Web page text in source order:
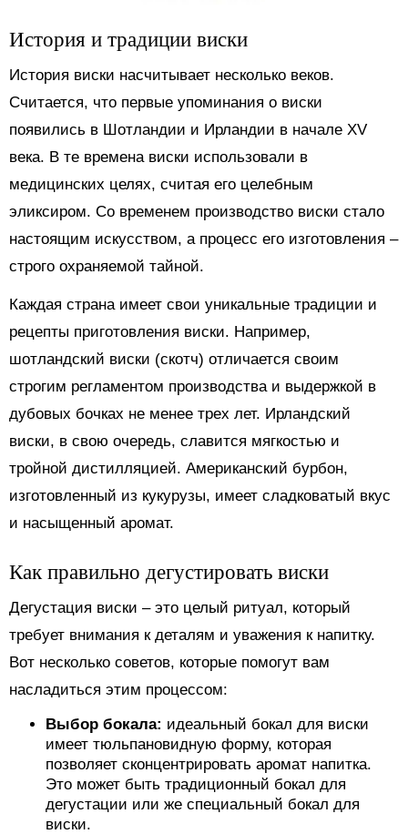
История и традиции виски
История виски насчитывает несколько веков.
Считается, что первые упоминания о виски
появились в Шотландии и Ирландии в начале XV
века. В те времена виски использовали в
медицинских целях, считая его целебным
эликсиром. Со временем производство виски стало
настоящим искусством, а процесс его изготовления –
строго охраняемой тайной.
Каждая страна имеет свои уникальные традиции и
рецепты приготовления виски. Например,
шотландский виски (скотч) отличается своим
строгим регламентом производства и выдержкой в
дубовых бочках не менее трех лет. Ирландский
виски, в свою очередь, славится мягкостью и
тройной дистилляцией. Американский бурбон,
изготовленный из кукурузы, имеет сладковатый вкус
и насыщенный аромат.
Как правильно дегустировать виски
Дегустация виски – это целый ритуал, который
требует внимания к деталям и уважения к напитку.
Вот несколько советов, которые помогут вам
насладиться этим процессом:
Выбор бокала: идеальный бокал для виски
имеет тюльпановидную форму, которая
позволяет сконцентрировать аромат напитка.
Это может быть традиционный бокал для
дегустации или же специальный бокал для
виски.